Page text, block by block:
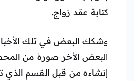
كتابة عقد زواج.
وشكك البعض في تلك
البعض الأخر صورة من
إنشاءه من قبل القسم الذي